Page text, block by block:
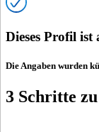
Dieses Profil ist
Die Angaben wurden
3 Schritte